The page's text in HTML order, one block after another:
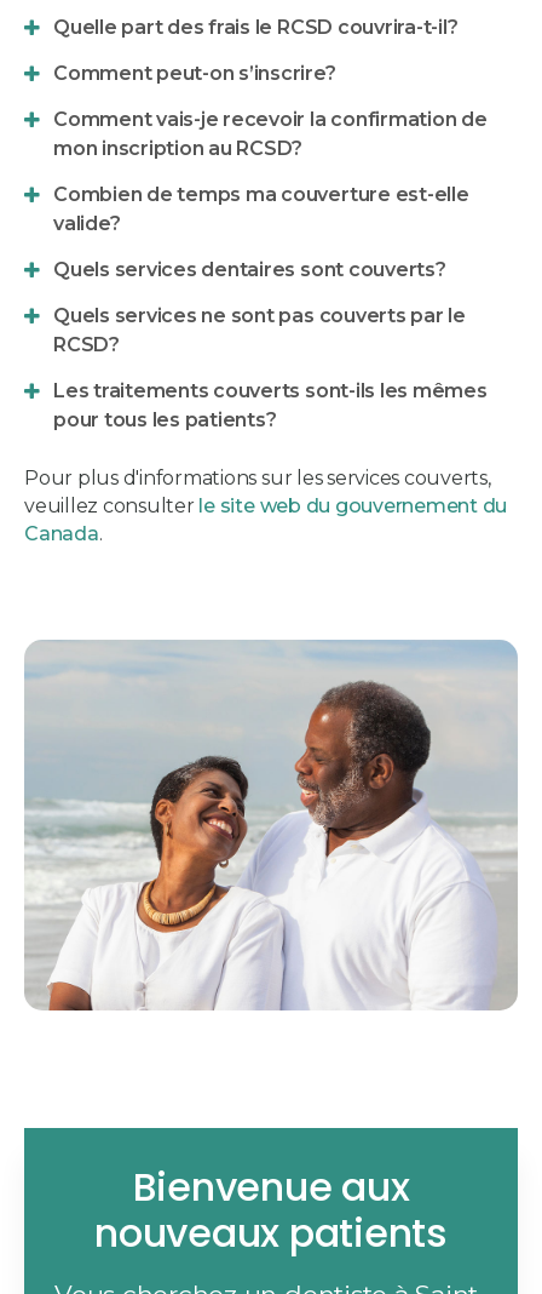
Quelle part des frais le RCSD couvrira-t-il?
Comment peut-on s’inscrire?
Comment vais-je recevoir la confirmation de
mon inscription au RCSD?
Combien de temps ma couverture est-elle
valide?
Quels services dentaires sont couverts?
Quels services ne sont pas couverts par le
RCSD?
Les traitements couverts sont-ils les mêmes
pour tous les patients?
Pour plus d'informations sur les services couverts,
veuillez consulter le site web du gouvernement du
Canada.
Bienvenue aux
nouveaux patients